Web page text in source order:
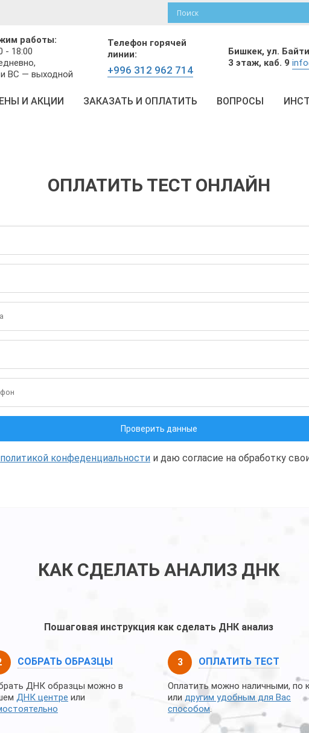
работы:
- 18:00
ВС — выходной
Телефон горячей
линии:
+996 312 962 714
Бишкек, ул.
3 этаж, каб. 9
И АКЦИИ ЗАКАЗАТЬ И ОПЛАТИТЬ ВОПРОСЫ
ОПЛАТИТЬ ТЕСТ ОНЛАЙН
политикой конфеденциальности и даю согласие на обработку
КАК СДЕЛАТЬ АНАЛИЗ ДНК
Пошаговая инструкция как сделать ДНК анализ
СОБРАТЬ ОБРАЗЦЫ
ДНК образцы можно в
ДНК центре или
ОПЛАТИТЬ ТЕСТ
Оплатить можно наличными, по
или другим удобным для Вас
способом.